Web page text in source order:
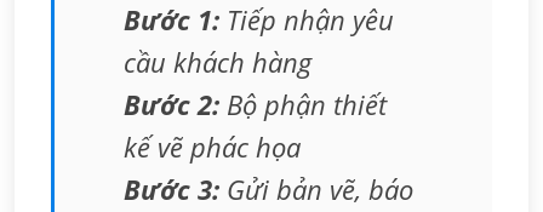
Bước 1: Tiếp nhận yêu
cầu khách hàng
Bước 2: Bộ phận thiết
kế vẽ phác họa
Bước 3: Gửi bản vẽ, báo